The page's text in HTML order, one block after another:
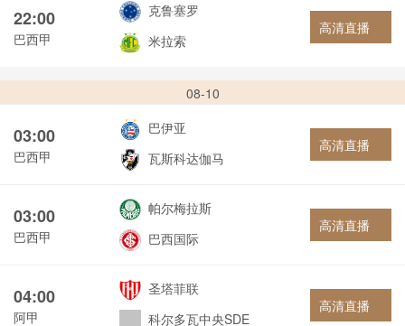
22:00
巴西甲
克鲁塞罗
米拉索
高清直播
08-10
03:00
巴西甲
巴伊亚
瓦斯科达伽马
高清直播
03:00
巴西甲
帕尔梅拉斯
巴西国际
高清直播
04:00
阿甲
圣塔菲联
科尔多瓦中央SDE
高清直播